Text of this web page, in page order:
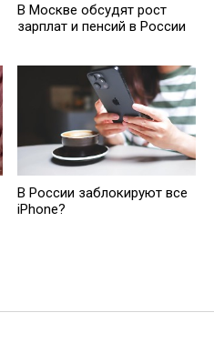
В Москве обсудят рост
зарплат и пенсий в России
В России заблокируют все
iPhone?